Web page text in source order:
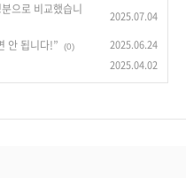
으로 비교했습니
2025.07.04
안 됩니다!” (0) 2025.06.24
2025.04.02